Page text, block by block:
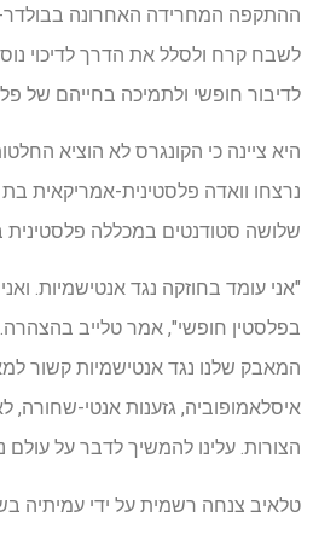
ההתקפה המחרידה האחרונה בבולדר-
לשבח קרח ולסלל את הדרך לדיכוי נוסף
לדיבור חופשי ולתמיכה בחייהם של
היא ציינה כי הקונגרס לא הוציא
שלושה סטודנטים במכללה פלסטינית
"אני עומד בחוזקה נגד אנטישמיות.
בפלסטין חופשי", אמר טלייב
המאבק שלנו נגד אנטישמיות קשור
איסלאמופוביה, גזענות אנטי-שחורה,
הצורות. עלינו להמשיך לדבר על עולם